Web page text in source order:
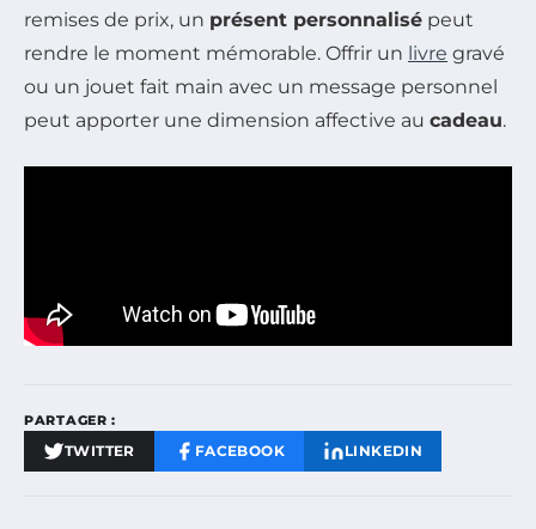
remises de prix, un présent personnalisé peut
rendre le moment mémorable. Offrir un livre gravé
ou un jouet fait main avec un message personnel
peut apporter une dimension affective au cadeau.
PARTAGER :
TWITTER FACEBOOK LINKEDIN